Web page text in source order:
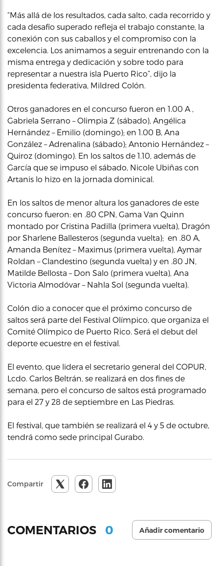
“Más allá de los resultados, cada salto, cada recorrido y
cada desafío superado refleja el trabajo constante, la
conexión con sus caballos y el compromiso con la
excelencia. Los animamos a seguir entrenando con la
misma entrega y dedicación y sobre todo para
representar a nuestra isla Puerto Rico”, dijo la
presidenta federativa, Mildred Colón.
Otros ganadores en el concurso fueron en 1.00 A ,
Gabriela Serrano – Olimpia Z (sábado), Angélica
Hernández – Emilio (domingo); en 1.00 B, Ana
González – Adrenalina (sábado); Antonio Hernández –
Quiroz (domingo). En los saltos de 1.10, además de
García que se impuso el sábado, Nicole Ubiñas con
Artanis lo hizo en la jornada dominical.
En los saltos de menor altura los ganadores de este
concurso fueron: en .80 CPN, Gama Van Quinn
montado por Cristina Padilla (primera vuelta), Dragón
por Sharlene Ballesteros (segunda vuelta); en .80 A,
Amanda Benítez – Maximus (primera vuelta), Aymar
Roldan – Clandestino (segunda vuelta) y en .80 JN,
Matilde Bellosta – Don Salo (primera vuelta), Ana
Victoria Almodóvar – Nahla Sol (segunda vuelta).
Colón dio a conocer que el próximo concurso de
saltos será parte del Festival Olímpico, que organiza el
Comité Olímpico de Puerto Rico. Será el debut del
deporte ecuestre en el festival.
El evento, que lidera el secretario general del COPUR,
Lcdo. Carlos Beltrán, se realizará en dos fines de
semana, pero el concurso de saltos está programado
para el 27 y 28 de septiembre en Las Piedras.
El festival, que también se realizará el 4 y 5 de octubre,
tendrá como sede principal Gurabo.
Compartir
COMENTARIOS 0 Añadir comentario